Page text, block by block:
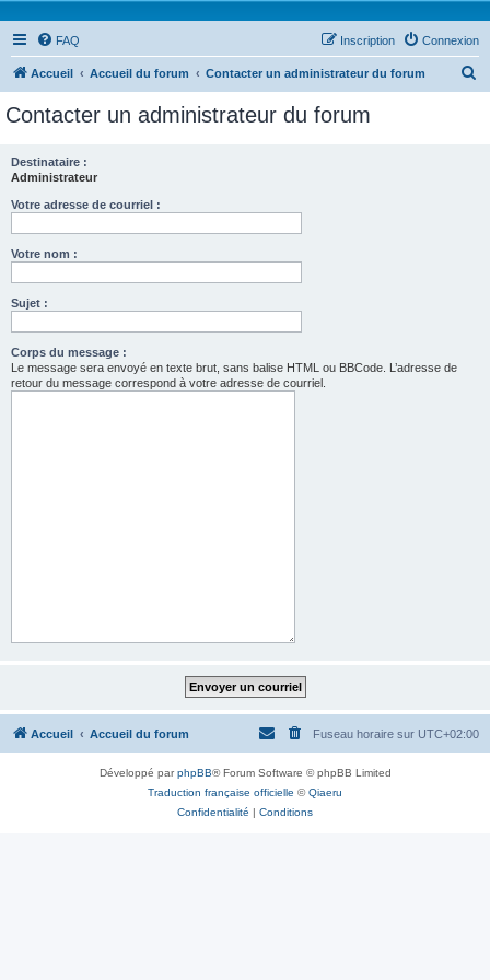
FAQ Connexion
Inscription
Accueil Accueil du forum Contacter un administrateur du forum
Contacter un administrateur du forum
Destinataire :
Administrateur
Votre adresse de courriel :
Votre nom :
Sujet :
Corps du message :
Le message sera envoyé en texte brut, sans balise HTML ou BBCode. L’adresse de
retour du message correspond à votre adresse de courriel.
Accueil Accueil du forum Fuseau horaire sur UTC+02:00
Développé parphpBB® Forum Software © phpBB Limited
Traduction française officielle ©Qiaeru
Confidentialité | Conditions